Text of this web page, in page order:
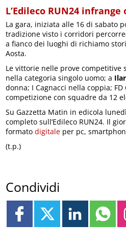
L’Edileco RUN24
La gara, iniziata alle 16 di sabato
tradizione visto i corridori
a fianco dei luoghi di richiamo
Aosta.
Le vittorie nelle prove competitive
nella categoria singolo uomo; a
donna; I Cagnacci nella coppia;
competizione con squadre da 12
Su Gazzetta Matin in edicola
completo sull’Edileco RUN24. Il
formatodigitale per pc,
(t.p.)
Condividi